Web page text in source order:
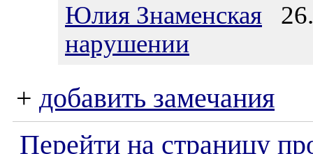
Юлия Знаменская
нарушении
+ добавить замечания
Перейти на страницу